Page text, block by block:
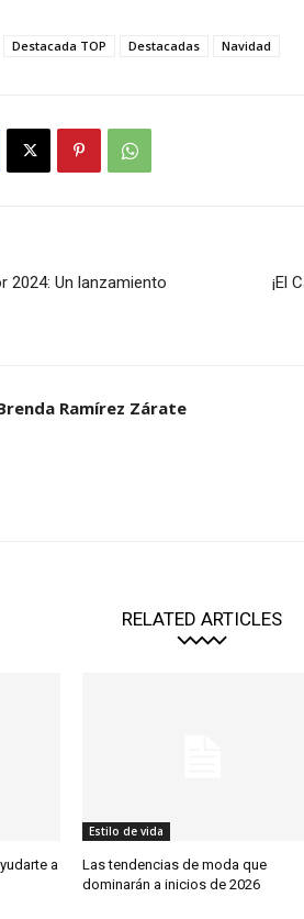
Destacada TOP Destacadas Navidad
2024: Un lanzamiento
¡El
Ramírez Zárate
RELATED ARTICLES
a
Estilo de vida
Las tendencias de moda que
dominarán a inicios de 2026